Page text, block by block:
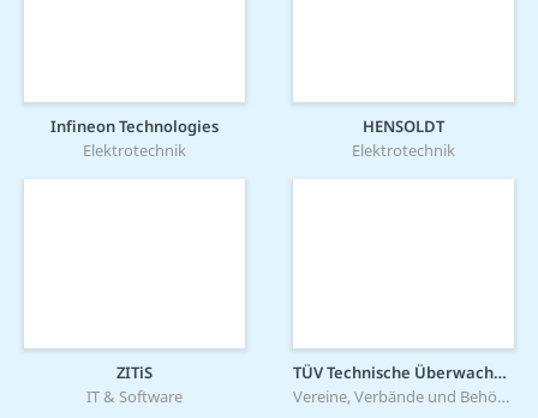
Infineon Technologies
Elektrotechnik
HENSOLDT
Elektrotechnik
ZITiS
IT & Software
TÜV Technische Überwachung Hessen GmbH
Vereine, Verbände und Behörden